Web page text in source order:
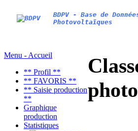
BDPV - Base de
Photovoltaïques
Menu - Accueil
** Profil **
** FAVORIS **
** Saisie production
**
Graphique
production
Statistiques